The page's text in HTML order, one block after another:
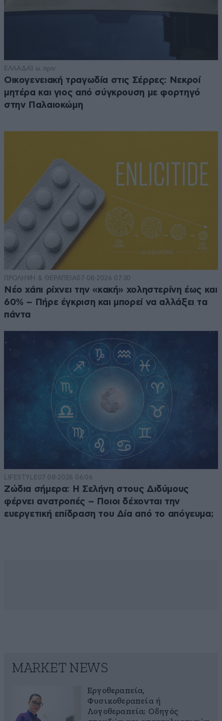
ΕΛΛΑΔΑ1 ω. πριν
Οικογενειακή τραγωδία στις Σέρρες: Νεκροί
μητέρα και γιος από σύγκρουση με φορτηγό
στην Παλαιοκώμη
ΠΡΟΛΗΨΗ & ΘΕΡΑΠΕΙΑ07·08·2026 07:30
Νέο χάπι ρίχνει την «κακή» χοληστερίνη έως και
60% – Πήρε έγκριση και μπορεί να αλλάξει τα
πάντα
LIFESTYLE07·08·2026 06:06
Ζώδια σήμερα: Η Σελήνη στους Διδύμους
φέρνει ανατροπές – Ποιοι δέχονται την
ευεργετική επίδραση του Δία από το απόγευμα;
MARKET NEWS
Εργοθεραπεία,
Φυσικοθεραπεία ή
Λογοθεραπεία; Οδηγός